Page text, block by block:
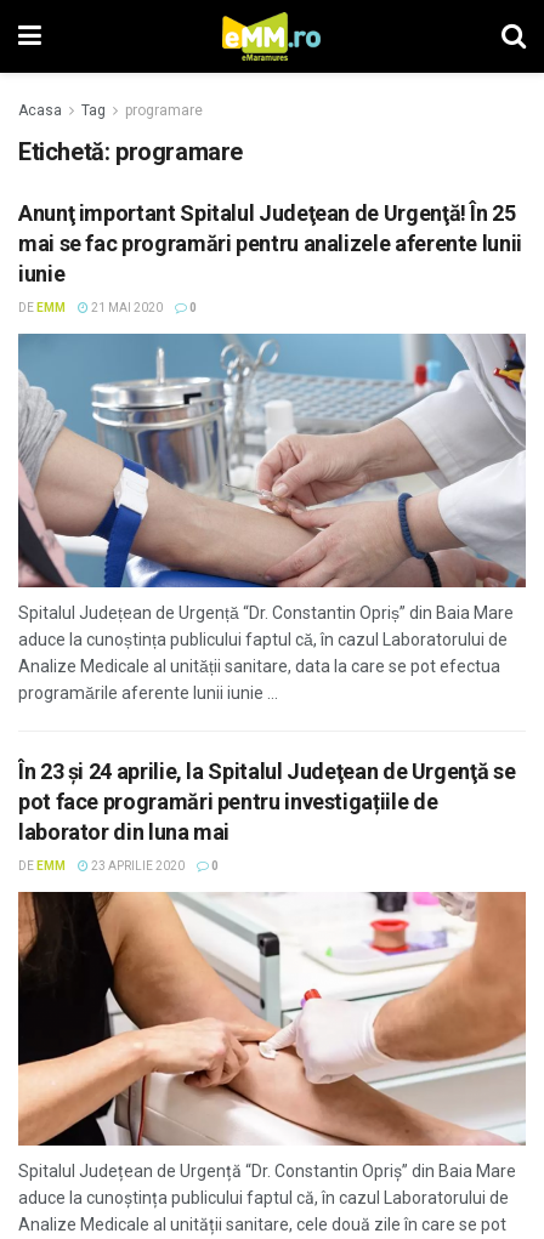
Acasa Tag programare
Etichetă: programare
Anunţ important Spitalul Judeţean de Urgenţă! În 25
mai se fac programări pentru analizele aferente lunii
iunie
DE EMM 21 MAI 2020 0
Spitalul Județean de Urgență “Dr. Constantin Opriș” din Baia Mare
aduce la cunoștința publicului faptul că, în cazul Laboratorului de
Analize Medicale al unității sanitare, data la care se pot efectua
programările aferente lunii iunie ...
În 23 și 24 aprilie, la Spitalul Judeţean de Urgenţă se
pot face programări pentru investigațiile de
laborator din luna mai
DE EMM 23 APRILIE 2020 0
Spitalul Județean de Urgență “Dr. Constantin Opriș” din Baia Mare
aduce la cunoștința publicului faptul că, în cazul Laboratorului de
Analize Medicale al unității sanitare, cele două zile în care se pot